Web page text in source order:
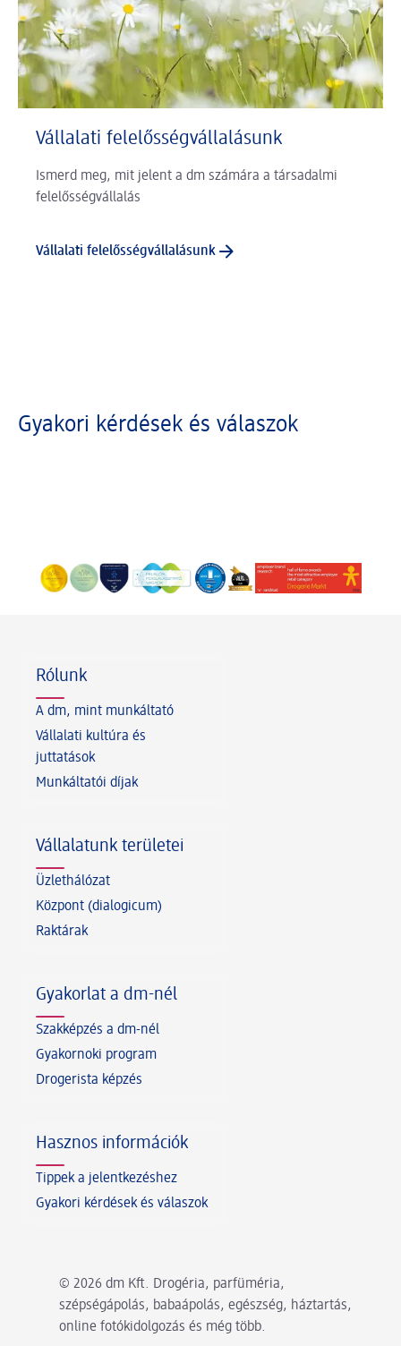
Vállalati felelősségvállalásunk
Ismerd meg, mit jelent a dm számára a társadalmi
felelősségvállalás
Vállalati felelősségvállalásunk
Gyakori kérdések és válaszok
© 2026 dm Kft. Drogéria, parfüméria,
szépségápolás, babaápolás, egészség, háztartás,
online fotókidolgozás és még több.
Rólunk
A dm, mint munkáltató
Vállalati kultúra és
juttatások
Munkáltatói díjak
Vállalatunk területei
Üzlethálózat
Központ (dialogicum)
Raktárak
Gyakorlat a dm-nél
Szakképzés a dm-nél
Gyakornoki program
Drogerista képzés
Hasznos információk
Tippek a jelentkezéshez
Gyakori kérdések és válaszok